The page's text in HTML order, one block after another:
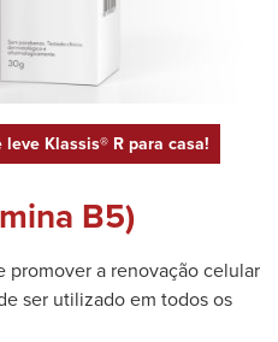
Klassis® R para casa!
B5)
promover a renovação celular
ser utilizado em todos os